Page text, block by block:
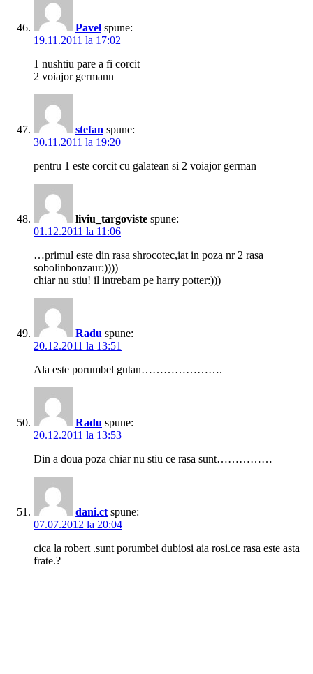
Pavel spune:
19.11.2011 la 17:02
1 nushtiu pare a fi corcit
2 voiajor germann
stefan spune:
30.11.2011 la 19:20
pentru 1 este corcit cu galatean si 2 voiajor german
liviu_targoviste spune:
01.12.2011 la 11:06
…primul este din rasa shrocotec,iat in poza nr 2 rasa
sobolinbonzaur:))))
chiar nu stiu! il intrebam pe harry potter:)))
Radu spune:
20.12.2011 la 13:51
Ala este porumbel gutan………………….
Radu spune:
20.12.2011 la 13:53
Din a doua poza chiar nu stiu ce rasa sunt……………
dani.ct spune:
07.07.2012 la 20:04
cica la robert .sunt porumbei dubiosi aia rosi.ce rasa este asta
frate.?